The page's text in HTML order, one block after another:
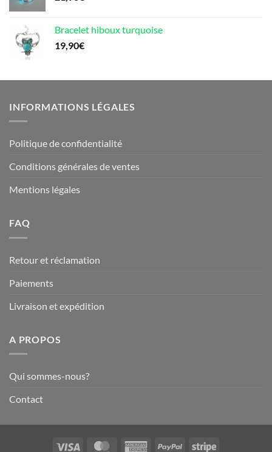
Bracelet hiboux turquoise
19,90€
INFORMATIONS LÉGALES
Politique de confidentialité
Conditions générales de ventes
Mentions légales
FAQ
Retour et réclamation
Paiements
Livraison et expédition
A PROPOS
Qui sommes-nous?
Contact
Visa MasterCardAmericanPayPal Stripe